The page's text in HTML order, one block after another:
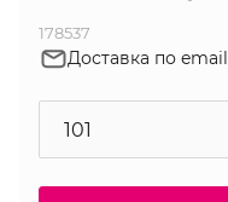
178537
Доставка по email